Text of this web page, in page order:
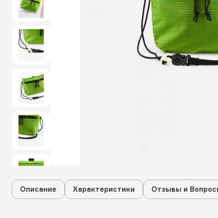
Описание Характеристики Отзывы и